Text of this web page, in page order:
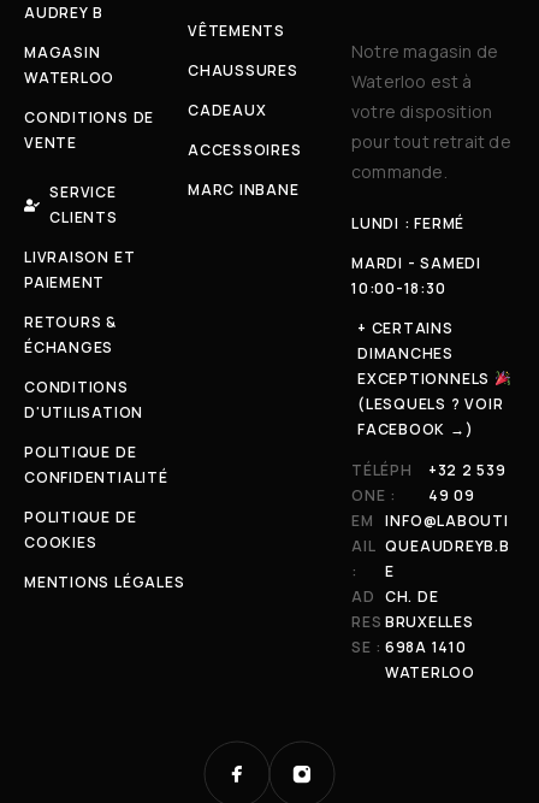
AUDREY B
MAGASIN
WATERLOO
CONDITIONS DE
VENTE
SERVICE
CLIENTS
LIVRAISON ET
PAIEMENT
RETOURS &
ÉCHANGES
CONDITIONS
D'UTILISATION
POLITIQUE DE
CONFIDENTIALITÉ
POLITIQUE DE
COOKIES
MENTIONS LÉGALES
VÊTEMENTS
CHAUSSURES
CADEAUX
ACCESSOIRES
MARC INBANE
Notre magasin de
Waterloo est à
votre disposition
pour tout retrait de
commande.
LUNDI : FERMÉ
MARDI - SAMEDI
10:00-18:30
+ CERTAINS
DIMANCHES
EXCEPTIONNELS
(LESQUELS ? VOIR
FACEBOOK →)
TÉLÉPH
ONE :
+32 2 539
49 09
EM
AIL
:
INFO@LABOUTI
QUEAUDREYB.B
E
AD
RES
SE :
CH. DE
BRUXELLES
698A 1410
WATERLOO